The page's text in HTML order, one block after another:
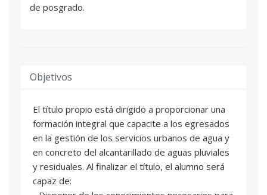
de posgrado.
Objetivos
El título propio está dirigido a proporcionar una
formación integral que capacite a los egresados
en la gestión de los servicios urbanos de agua y
en concreto del alcantarillado de aguas pluviales
y residuales. Al finalizar el título, el alumno será
capaz de: